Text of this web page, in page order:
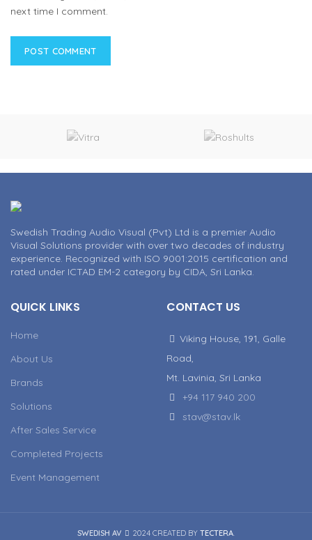
next time I comment.
Swedish Trading Audio Visual (Pvt) Ltd is a premier Audio
Visual Solutions provider with over two decades of industry
experience. Recognized with ISO 9001:2015 certification and
rated under ICTAD EM-2 category by CIDA, Sri Lanka.
QUICK LINKS
Home
About Us
Brands
Solutions
After Sales Service
Completed Projects
Event Management
CONTACT US
Viking House, 191, Galle
Road,
Mt. Lavinia, Sri Lanka
+94 117 940 200
stav@stav.lk
SWEDISH AV 2024 CREATED BY TECTERA